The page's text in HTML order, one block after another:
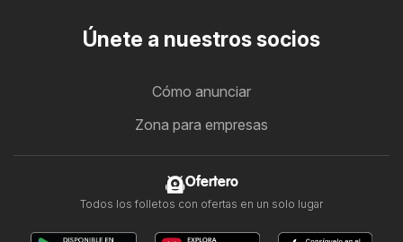
Únete a nuestros socios
Cómo anunciar
Zona para empresas
Ofertero
Todos los folletos con ofertas en un solo lugar